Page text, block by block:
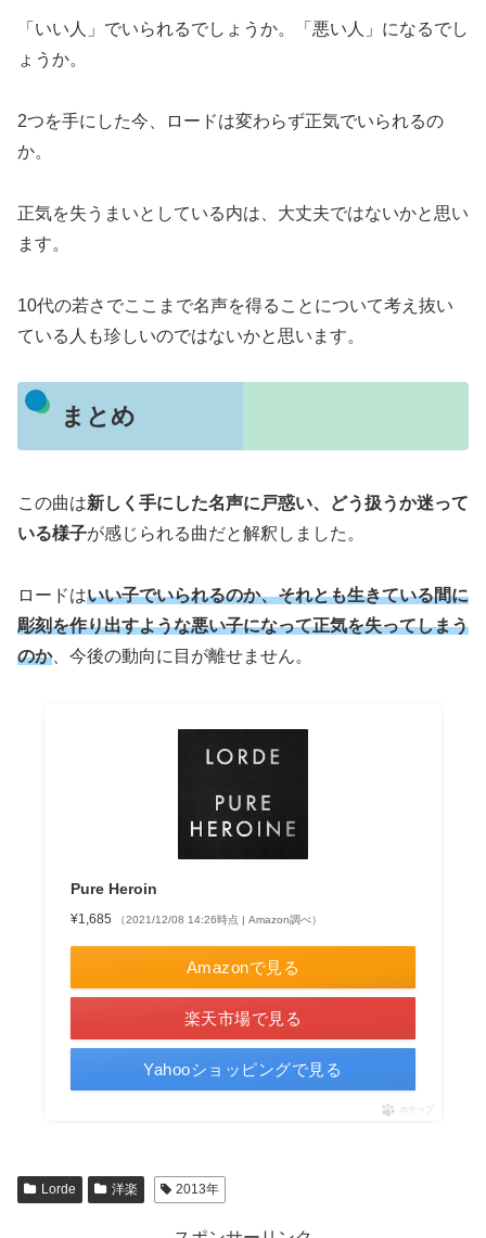
「いい人」でいられるでしょうか。「悪い人」になるでし
ょうか。
2つを手にした今、ロードは変わらず正気でいられるの
か。
正気を失うまいとしている内は、大丈夫ではないかと思い
ます。
10代の若さでここまで名声を得ることについて考え抜い
ている人も珍しいのではないかと思います。
まとめ
この曲は新しく手にした名声に戸惑い、どう扱うか迷って
いる様子が感じられる曲だと解釈しました。
ロードはいい子でいられるのか、それとも生きている間に
彫刻を作り出すような悪い子になって正気を失ってしまう
のか、今後の動向に目が離せません。
Pure Heroin
¥1,685 （2021/12/08 14:26時点 | Amazon調べ）
Amazonで見る
楽天市場で見る
Yahooショッピングで見る
ポチップ
Lorde 洋楽 2013年